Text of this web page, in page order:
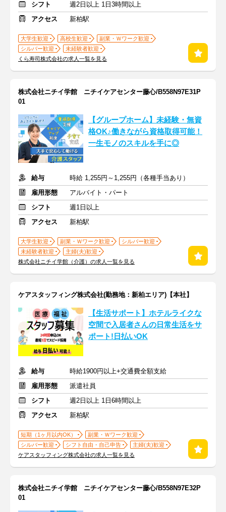
シフト
週2日以上 1日3時間以上
アクセス
新柏駅
大学生歓迎 高校生歓迎
副業・Ｗワーク歓迎
シルバー歓迎
未経験者歓迎
くら寿司株式会社の求人一覧を見る
株式会社ニチイ学館 ニチイケアセンター藤心/B558N97E31P
01
【グループホーム】未経験・無資
格OK♪働きながら資格取得可能！
一生モノのスキルを手に◎
給与
時給 1,255円～1,255円（各種手当あり）
雇用形態
アルバイト・パート
シフト
週1日以上
アクセス
新柏駅
大学生歓迎 副業・Ｗワーク歓迎
シルバー歓迎
未経験者歓迎
主婦(夫)歓迎
株式会社ニチイ学館（介護）の求人一覧を見る
ケアスタッフィング株式会社(勤務地：新柏エリア)【本社】
【生活サポート】ホテルライクな
空間で入居者さんの日常生活をサ
ポート!日払いOK
給与
時給1900円以上+交通費全額支給
雇用形態
派遣社員
シフト
週2日以上 1日6時間以上
アクセス
新柏駅
短期（1ヶ月以内OK）
副業・Ｗワーク歓迎
シルバー歓迎
シフト自由・自己申告
主婦(夫)歓迎
ケアスタッフィング株式会社の求人一覧を見る
株式会社ニチイ学館 ニチイケアセンター藤心/B558N97E32P
01